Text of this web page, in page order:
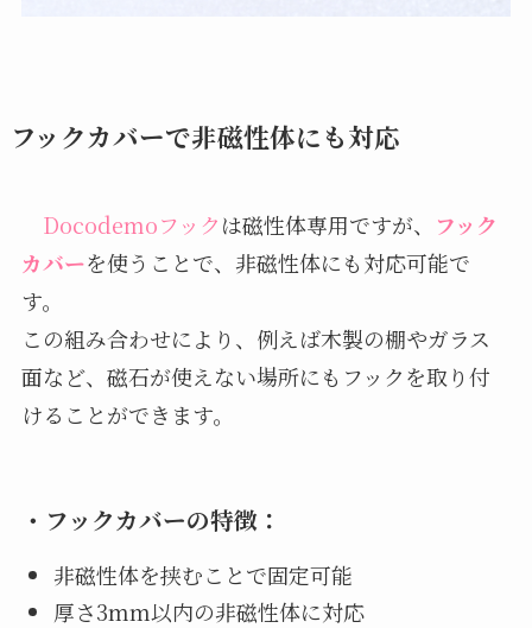
フックカバーで非磁性体にも対応
Docodemoフックは磁性体専用ですが、
フック
カバーを使うことで、非磁性体にも対応可能で
す。
この組み合わせにより、例えば木製の棚やガラス
面など、磁石が使えない場所にもフックを取り付
けることができます。
・ フックカバーの特徴 ：
非磁性体を挟むことで固定可能
厚さ3mm以内の非磁性体に対応